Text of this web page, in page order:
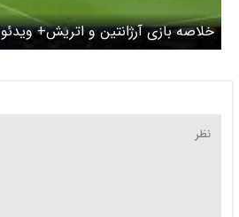
خلاصه بازی آرژانتین و اتریش+ ویدئو